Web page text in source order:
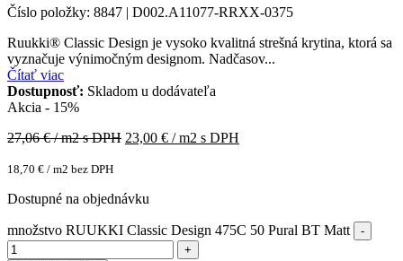
Číslo položky: 8847 | D002.A11077-RRXX-0375
Ruukki® Classic Design je vysoko kvalitná strešná krytina, ktorá sa
vyznačuje výnimočným designom. Nadčasov...
Čítať viac
Dostupnosť: Skladom u dodávateľa
Akcia - 15%
27,06€ / m2 s DPH 23,00 € / m2 s DPH
18,70 € / m2 bez DPH
Dostupné na objednávku
množstvo RUUKKI Classic Design 475C 50 Pural BT Matt